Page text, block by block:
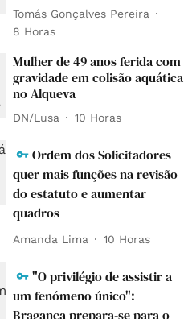
Tomás Gonçalves Pereira
8 Horas
Mulher de 49 anos ferida com
gravidade em colisão aquática
no Alqueva
DN/Lusa 10 Horas
Ordem dos Solicitadores
quer mais funções na revisão
do estatuto e aumentar
quadros
Amanda Lima 10 Horas
"O privilégio de assistir a
um fenómeno único":
Bragança prepara-se para o